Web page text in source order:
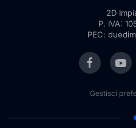
2D
P. IVA:
PEC:
Gestisci